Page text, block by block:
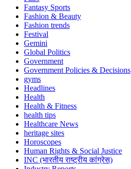
Fantasy Sports
Fashion & Beauty
Fashion trends
Festival
Gemini
Global Politics
Government
Government Policies & Decisions
gyms
Headlines
Health
Health & Fitness
health tips
Healthcare News
heritage sites
Horoscopes
Human Rights & Social Justice
INC (भारतीय राष्ट्रीय कांग्रेस)